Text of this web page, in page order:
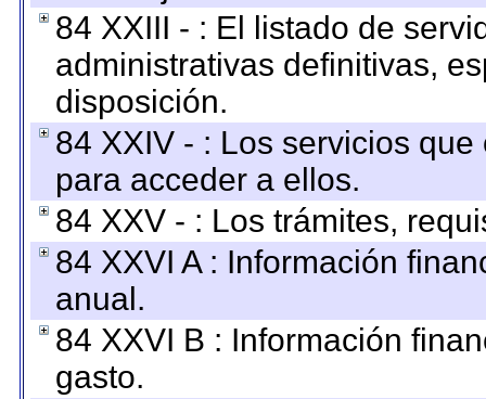
84 XXIII - : El listado de
administrativas definitivas,
disposición.
84 XXIV - : Los servicios
para acceder a ellos.
84 XXV - : Los trámites,
84 XXVI A : Información
anual.
84 XXVI B : Información
gasto.